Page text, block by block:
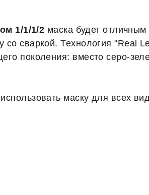
1/1/1/2 маска будет
сваркой. Технология "Real
поколения: вместо серо-
маску для всех